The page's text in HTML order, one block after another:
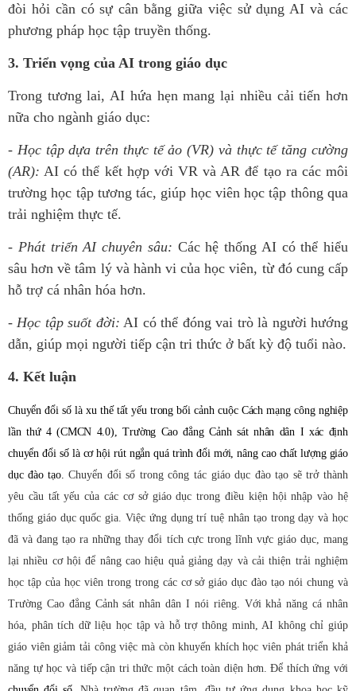
đòi hỏi cần có sự cân bằng giữa việc sử dụng AI và các
phương pháp học tập truyền thống.
3. Triển vọng của AI trong giáo dục
Trong tương lai, AI hứa hẹn mang lại nhiều cải tiến hơn
nữa cho ngành giáo dục:
- Học tập dựa trên thực tế ảo (VR) và thực tế tăng cường
(AR): AI có thể kết hợp với VR và AR để tạo ra các môi
trường học tập tương tác, giúp học viên học tập thông qua
trải nghiệm thực tế.
- Phát triển AI chuyên sâu: Các hệ thống AI có thể hiểu
sâu hơn về tâm lý và hành vi của học viên, từ đó cung cấp
hỗ trợ cá nhân hóa hơn.
- Học tập suốt đời: AI có thể đóng vai trò là người hướng
dẫn, giúp mọi người tiếp cận tri thức ở bất kỳ độ tuổi nào.
4. Kết luận
Chuyển đổi số là xu thế tất yếu trong bối cảnh cuộc Cách mạng công nghiệp
lần thứ 4 (CMCN 4.0), Trường Cao đẳng Cảnh sát nhân dân I xác định
chuyển đổi số là cơ hội rút ngắn quá trình đổi mới, nâng cao chất lượng giáo
dục đào tạo.Chuyển đổi số trong công tác giáo dục đào tạo sẽ trở thành
yêu cầu tất yếu của các cơ sở giáo dục trong điều kiện hội nhập vào hệ
thống giáo dục quốc gia. Việc ứng dụng trí tuệ nhân tạo trong dạy và học
đã và đang tạo ra những thay đổi tích cực trong lĩnh vực giáo dục, mang
lại nhiều cơ hội để nâng cao hiệu quả giảng dạy và cải thiện trải nghiệm
học tập của học viên trong trong các cơ sở giáo dục đào tạo nói chung và
Trường Cao đẳng Cảnh sát nhân dân I nói riêng. Với khả năng cá nhân
hóa, phân tích dữ liệu học tập và hỗ trợ thông minh, AI không chỉ giúp
giáo viên giảm tải công việc mà còn khuyến khích học viên phát triển khả
năng tự học và tiếp cận tri thức một cách toàn diện hơn.Để thích ứng với